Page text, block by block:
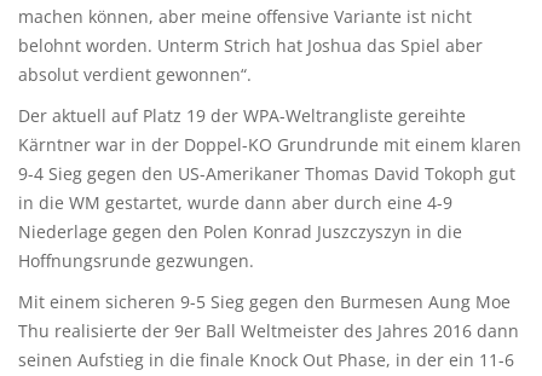
machen können, aber meine offensive Variante ist nicht
belohnt worden. Unterm Strich hat Joshua das Spiel aber
absolut verdient gewonnen“.
Der aktuell auf Platz 19 der WPA-Weltrangliste gereihte
Kärntner war in der Doppel-KO Grundrunde mit einem klaren
9-4 Sieg gegen den US-Amerikaner Thomas David Tokoph gut
in die WM gestartet, wurde dann aber durch eine 4-9
Niederlage gegen den Polen Konrad Juszczyszyn in die
Hoffnungsrunde gezwungen.
Mit einem sicheren 9-5 Sieg gegen den Burmesen Aung Moe
Thu realisierte der 9er Ball Weltmeister des Jahres 2016 dann
seinen Aufstieg in die finale Knock Out Phase, in der ein 11-6